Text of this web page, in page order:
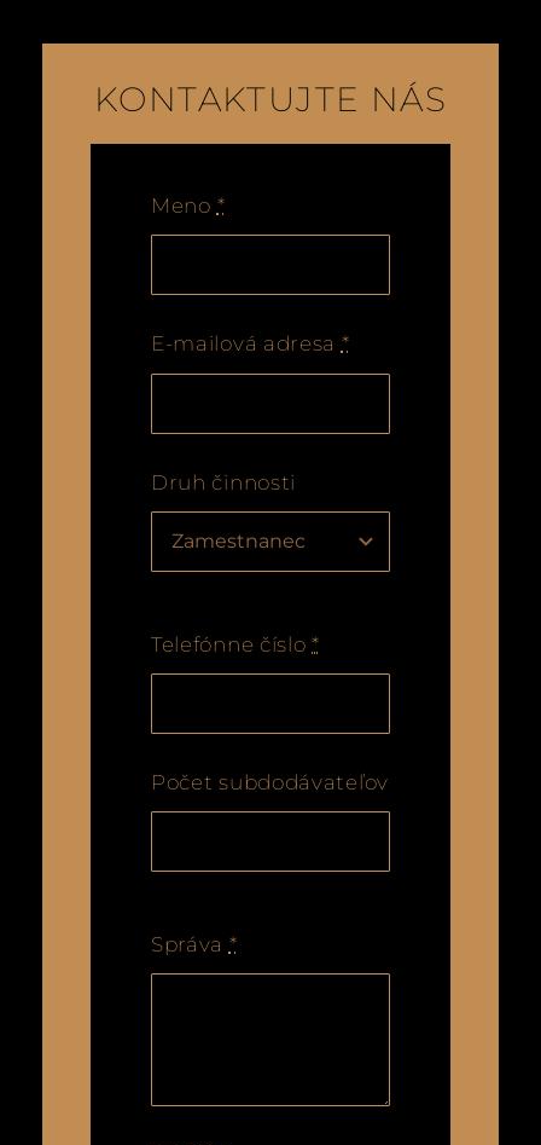
KONTAKTUJTE NÁS
Meno *
E-mailová adresa *
Druh činnosti
Telefónne číslo*
Počet subdodávateľov
Správa *